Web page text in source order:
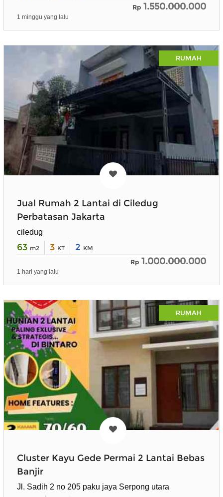
Rp 1.550.000.000
1 minggu yang lalu
RUMAH
Jual Rumah 2 Lantai di Ciledug
Perbatasan Jakarta
ciledug
63 m2 3 KT 2 KM
Rp 1.000.000.000
1 hari yang lalu
RUMAH
Cluster Kayu Gede Permai 2 Lantai Bebas
Banjir
Jl. Sadih 2 no 205 paku jaya Serpong utara